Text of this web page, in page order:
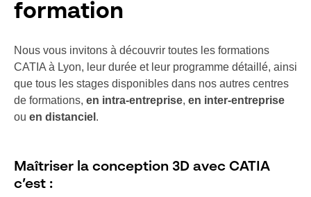
formation
Nous vous invitons à découvrir toutes les formations
CATIA à Lyon, leur durée et leur programme détaillé, ainsi
que tous les stages disponibles dans nos autres centres
de formations, en intra-entreprise, en inter-entreprise
ou en distanciel .
Maîtriser la conception 3D avec CATIA
c’est :